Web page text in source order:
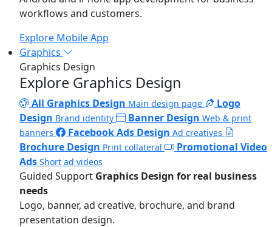
workflows and customers.
Explore Mobile App
Graphics
Graphics Design
Explore Graphics Design
All Graphics Design Main design page
Logo
Design Brand identity Banner Design Web & print
banners
Facebook Ads Design Ad creatives
Brochure Design Print collateral
Promotional Video
Ads Short ad videos
Guided Support Graphics Design for real business
needs
Logo, banner, ad creative, brochure, and brand
presentation design.